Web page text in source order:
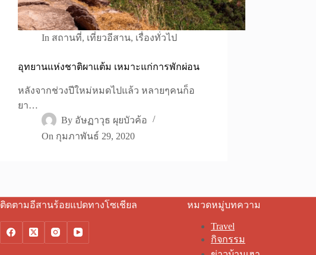
In สถานที่, เที่ยวอีสาน, เรื่องทั่วไป
อุทยานแห่งชาติผาแต้ม เหมาะแก่การพักผ่อน
หลังจากช่วงปีใหม่หมดไปแล้ว หลายๆคนก็อ
ยา…
By อัษฏาวุธ ผุยบัวค้อ
On กุมภาพันธ์ 29, 2020
ติดตามอีสานร้อยแปดทางโซเชียล หมวดหมู่บทความ
Travel
กิจกรรม